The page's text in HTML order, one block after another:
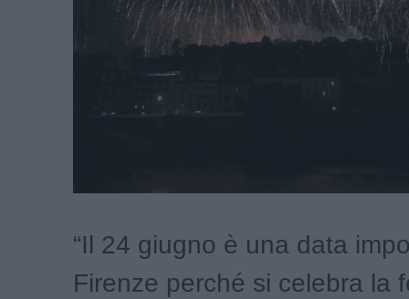
“Il 24 giugno è una data
Firenze perché si celebra la